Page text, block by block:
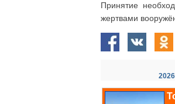
Принятие
жертвами